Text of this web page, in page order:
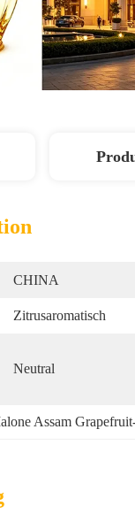
CHINA
Zitrusaromatisch
Neutral
Assam